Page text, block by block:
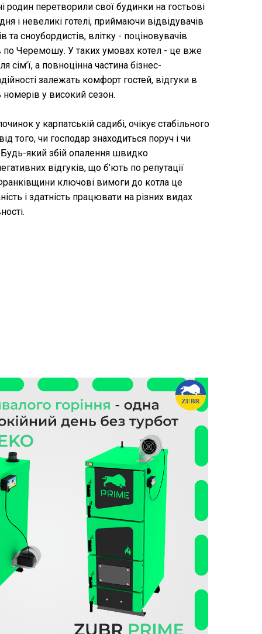
родин перетворили свої будинки на гостьові
і невеликі готелі, приймаючи відвідувачів
та сноубордистів, влітку - поціновувачів
по Черемошу. У таких умовах котел - це вже
а повноцінна частина бізнес-
залежать комфорт гостей, відгуки в
номерів у високий сезон.
у карпатській садибі, очікує стабільного
того, чи господар знаходиться поруч і чи
Будь-який збій опалення швидко
відгуків, що б’ють по репутації
ключові вимоги до котла це
і здатність працювати на різних видах